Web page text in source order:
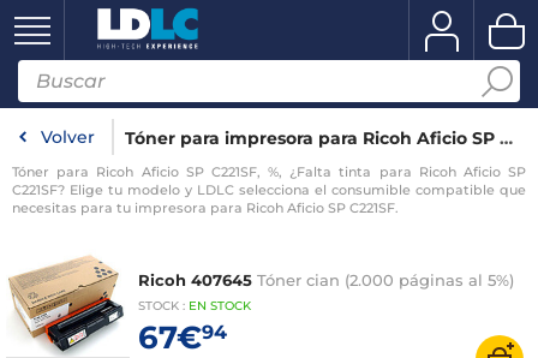
Volver Tóner para impresora para Ricoh Aficio SP C221SF
Tóner para Ricoh Aficio SP C221SF, %, ¿Falta tinta para Ricoh Aficio SP
C221SF? Elige tu modelo y LDLC selecciona el consumible compatible que
necesitas para tu impresora para Ricoh Aficio SP C221SF.
Ricoh 407645 Tóner cian (2.000 páginas al 5%)
STOCK : EN STOCK
67€94